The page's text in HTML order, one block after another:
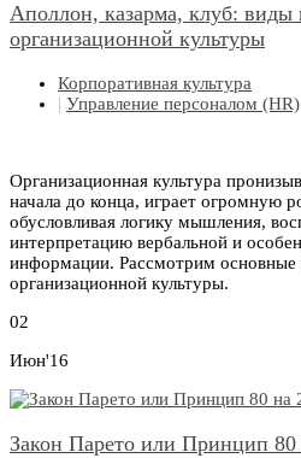
Аполлон, казарма, клуб:
организационной культуры
Корпоративная культура
| Управление персоналом (HR)
Организационная культура
начала до конца, играет огромную
обусловливая логику мышления,
интерпретацию вербальной и
информации. Рассмотрим
организационной культуры.
02
Июн'16
Закон Парето или Принцип 80